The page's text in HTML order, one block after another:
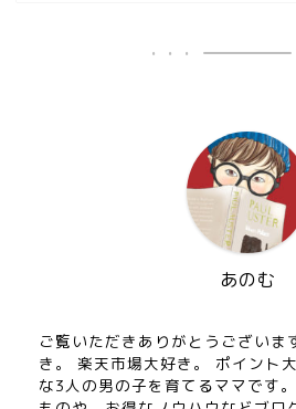
あのむ
ご覧いただきありがとうございま
き。 楽天市場大好き。 ポイント
な3人の男の子を育てるママです